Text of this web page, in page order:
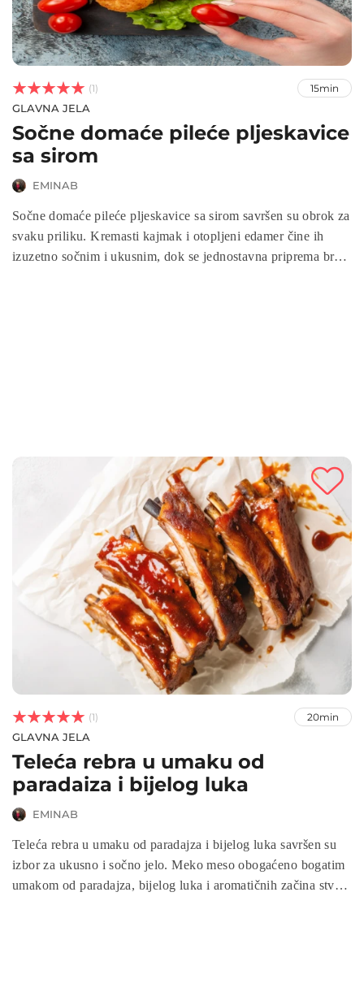


 (1) 15min
GLAVNA JELA
Sočne domaće pileće pljeskavice
sa sirom
EMINAB
Sočne domaće pileće pljeskavice sa sirom savršen su obrok za
svaku priliku. Kremasti kajmak i otopljeni edamer čine ih
izuzetno sočnim i ukusnim, dok se jednostavna priprema brzo


 (1) 20min
GLAVNA JELA
Teleća rebra u umaku od
paradaiza i bijelog luka
EMINAB
Teleća rebra u umaku od paradajza i bijelog luka savršen su
izbor za ukusno i sočno jelo. Meko meso obogaćeno bogatim
umakom od paradajza, bijelog luka i aromatičnih začina stvara